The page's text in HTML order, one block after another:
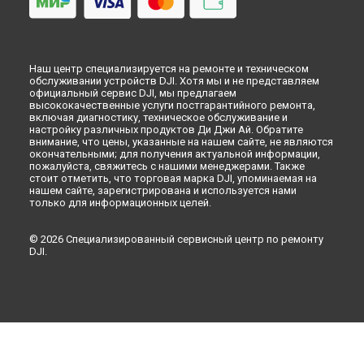
Наш центр специализируется на ремонте и техническом
обслуживании устройств DJI. Хотя мы и не представляем
официальный сервис DJI, мы предлагаем
высококачественные услуги постгарантийного ремонта,
включая диагностику, техническое обслуживание и
настройку различных продуктов Ди Джи Ай. Обратите
внимание, что цены, указанные на нашем сайте, не являются
окончательными; для получения актуальной информации,
пожалуйста, свяжитесь с нашими менеджерами. Также
стоит отметить, что торговая марка DJI, упоминаемая на
нашем сайте, зарегистрирована и используется нами
только для информационных целей.
© 2026 Специализированный сервисный центр по ремонту
DJI.